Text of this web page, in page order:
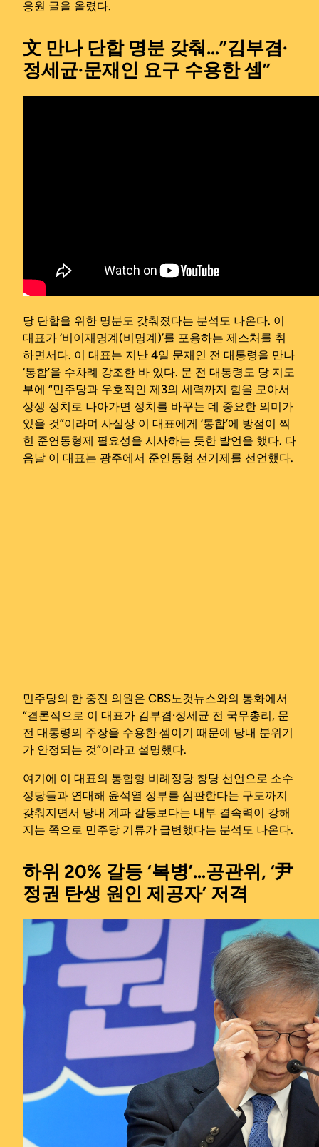
응원 글을 올렸다.
文 만나 단합 명분 갖춰…”김부겸·
정세균·문재인 요구 수용한 셈”
당 단합을 위한 명분도 갖춰졌다는 분석도 나온다. 이
대표가 ‘비이재명계(비명계)’를 포용하는 제스처를 취
하면서다. 이 대표는 지난 4일 문재인 전 대통령을 만나
‘통합’을 수차례 강조한 바 있다. 문 전 대통령도 당 지도
부에 “민주당과 우호적인 제3의 세력까지 힘을 모아서
상생 정치로 나아가면 정치를 바꾸는 데 중요한 의미가
있을 것”이라며 사실상 이 대표에게 ‘통합’에 방점이 찍
힌 준연동형제 필요성을 시사하는 듯한 발언을 했다. 다
음날 이 대표는 광주에서 준연동형 선거제를 선언했다.
민주당의 한 중진 의원은 CBS노컷뉴스와의 통화에서
“결론적으로 이 대표가 김부겸·정세균 전 국무총리, 문
전 대통령의 주장을 수용한 셈이기 때문에 당내 분위기
가 안정되는 것”이라고 설명했다.
여기에 이 대표의 통합형 비례정당 창당 선언으로 소수
정당들과 연대해 윤석열 정부를 심판한다는 구도까지
갖춰지면서 당내 계파 갈등보다는 내부 결속력이 강해
지는 쪽으로 민주당 기류가 급변했다는 분석도 나온다.
하위 20% 갈등 ‘복병’…공관위, ‘尹
정권 탄생 원인 제공자’ 저격